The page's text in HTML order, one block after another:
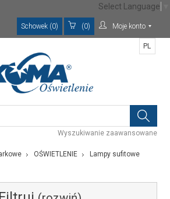
Schowek (0) (0) Moje konto
Wyszukiwanie zaawansowane
PL
OŚWIETLENIE
Lampy sufitowe
Select Language